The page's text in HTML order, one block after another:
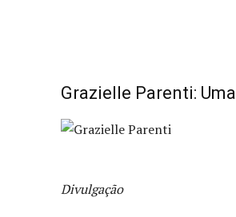
Grazielle Parenti:
Divulgação